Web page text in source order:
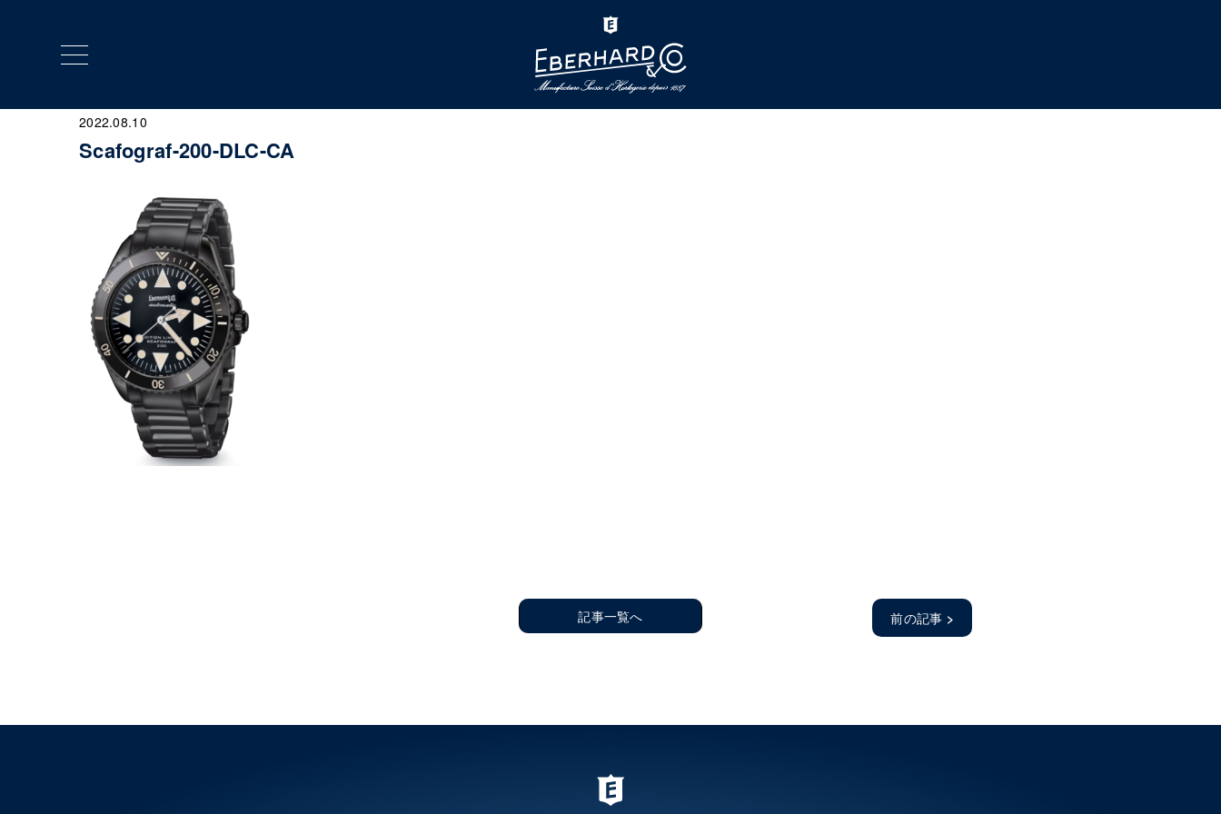
toggle
navigation
2022.08.10
Scafograf-200-DLC-CA
前の記事 >
記事一覧へ